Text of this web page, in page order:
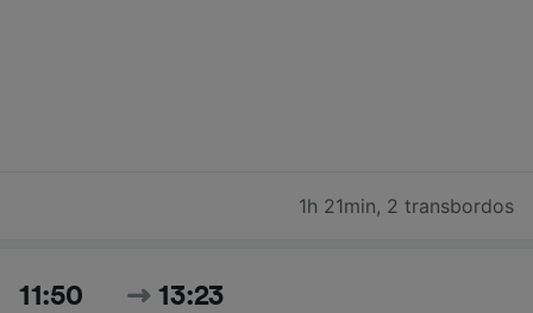
1h 21min, 2 transbordos
11:50 13:23